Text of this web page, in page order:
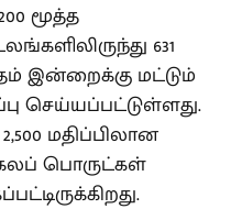
மூத்த
631
இன்றைக்கு மட்டும்
செய்யப்பட்டுள்ளது.
மதிப்பிலான
பொருட்கள்